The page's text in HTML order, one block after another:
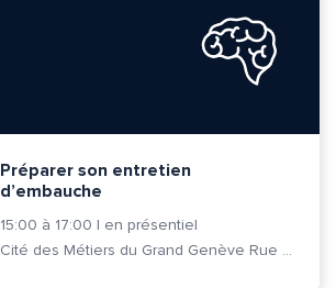
Préparer son entretien
d’embauche
15:00 à 17:00 | en présentiel
Cité des Métiers du Grand Genève Rue Prévost-Martin 6 1205 Genève